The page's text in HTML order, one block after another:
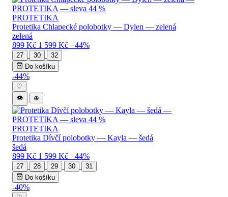
PROTETIKA
Protetika Chlapecké polobotky — Dylen — zelená
zelená
899 Kč 1 599 Kč −44%
27 30
32
Do košíku
-44%
♡
👁
⊕
PROTETIKA
Protetika Dívčí polobotky — Kayla — šedá
šedá
899 Kč 1 599 Kč −44%
27 28 29 30
31
Do košíku
-40%